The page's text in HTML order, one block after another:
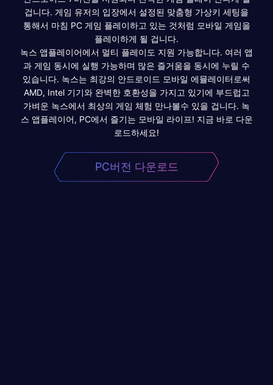
겁니다. 게임 유저의 입장에서 설정된 맞춤형 가상키 세팅을
통해서 마침 PC 게임 플레이하고 있는 것처럼 모바일 게임을
플레이하게 될 겁니다.
녹스 앱플레이어에서 멀티 플레이도 지원 가능합니다. 여러 앱
과 게임 동시에 실행 가능하며 많은 즐거움을 동시에 누릴 수
있습니다. 녹스는 최강의 안드로이드 모바일 에뮬레이터로써
AMD, Intel 기기와 완벽한 호환성을 가지고 있기에 부드럽고
가벼운 녹스에서 최상의 게임 체험 만나볼수 있을 겁니다. 녹
스 앱플레이어, PC에서 즐기는 모바일 라이프! 지금 바로 다운
로드하세요!
PC버전 다운로드